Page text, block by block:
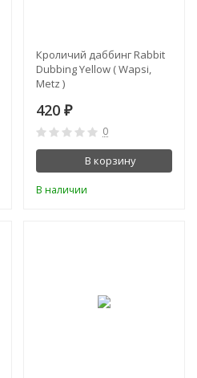
Кроличий даббинг Rabbit
Dubbing Yellow ( Wapsi,
Metz )
420 ₽
0
В корзину
В наличии